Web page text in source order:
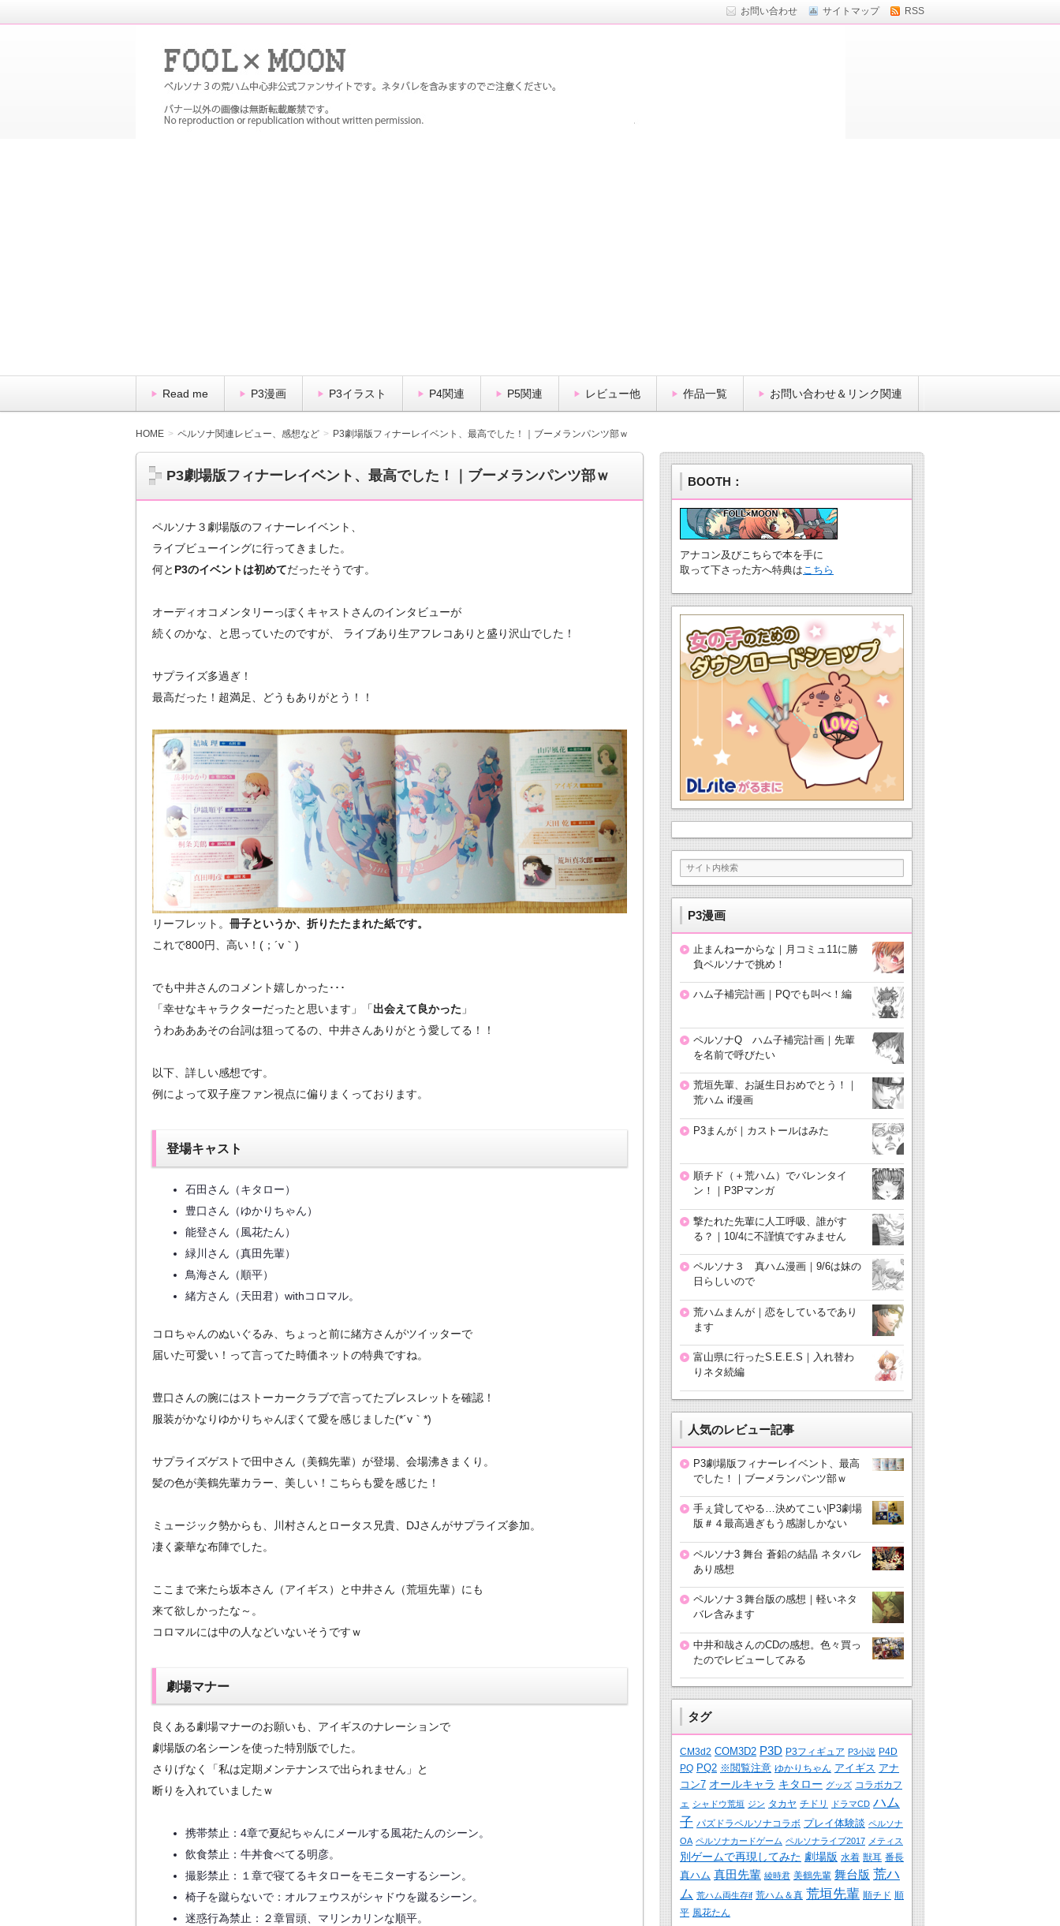
お問い合わせ サイトマップ RSS
FOOL×MOON｜ペルソナ3 荒ハム中心同人ファンサイト
Read me P3漫画 P3イラスト P4関連 P5関連 レビュー他 作品一覧 お問い合わせ＆リンク関連
HOME ペルソナ関連レビュー、感想など P3劇場版フィナーレイベント、最高でした！｜ブーメランパンツ部ｗ
P3劇場版フィナーレイベント、最高でした！｜ブーメランパンツ部ｗ
ペルソナ３劇場版のフィナーレイベント、
ライブビューイングに行ってきました。
何と P3のイベントは初めてだったそうです。
オーディオコメンタリーっぽくキャストさんのインタビューが
続くのかな、と思っていたのですが、 ライブあり生アフレコありと盛り沢山でした！
サプライズ多過ぎ！
最高だった！超満足、どうもありがとう！！
リーフレット。 冊子というか、折りたたまれた紙です。
これで800円、高い！(；´v｀)
でも中井さんのコメント嬉しかった･･･
「幸せなキャラクターだったと思います」「出会えて良かった 」
うわあああその台詞は狙ってるの、中井さんありがとう愛してる！！
以下、詳しい感想です。
例によって双子座ファン視点に偏りまくっております。
登場キャスト
石田さん（キタロー）
豊口さん（ゆかりちゃん）
能登さん（風花たん）
緑川さん（真田先輩）
鳥海さん（順平）
緒方さん（天田君）withコロマル。
コロちゃんのぬいぐるみ、ちょっと前に緒方さんがツイッターで
届いた可愛い！って言ってた時価ネットの特典ですね。
豊口さんの腕にはストーカークラブで言ってたブレスレットを確認！
服装がかなりゆかりちゃんぽくて愛を感じました(*´v｀*)
サプライズゲストで田中さん（美鶴先輩）が登場、会場沸きまくり。
髪の色が美鶴先輩カラー、美しい！こちらも愛を感じた！
ミュージック勢からも、川村さんとロータス兄貴、DJさんがサプライズ参加。
凄く豪華な布陣でした。
ここまで来たら坂本さん（アイギス）と中井さん（荒垣先輩）にも
来て欲しかったな～。
コロマルには中の人などいないそうですｗ
劇場マナー
良くある劇場マナーのお願いも、アイギスのナレーションで
劇場版の名シーンを使った特別版でした。
さりげなく「私は定期メンテナンスで出られません」と
断りを入れていましたｗ
携帯禁止：4章で夏紀ちゃんにメールする風花たんのシーン。
飲食禁止：牛丼食べてる明彦。
撮影禁止：１章で寝てるキタローをモニターするシーン。
椅子を蹴らないで：オルフェウスがシャドウを蹴るシーン。
迷惑行為禁止：２章冒頭、マリンカリンな順平。
BOOTH：
アナコン及びこちらで本を手に
取って下さった方へ特典は こちら
P3漫画
止まんねーからな｜月コミュ11に勝
負ペルソナで挑め！
ハム子補完計画｜PQでも叫べ！編
ペルソナQ ハム子補完計画｜先輩
を名前で呼びたい
荒垣先輩、お誕生日おめでとう！｜
荒ハム if漫画
P3まんが｜カストールはみた
順チド（＋荒ハム）でバレンタイ
ン！｜P3Pマンガ
撃たれた先輩に人工呼吸、誰がす
る？｜10/4に不謹慎ですみません
ペルソナ３ 真ハム漫画｜9/6は妹の
日らしいので
荒ハムまんが｜恋をしているであり
ます
富山県に行ったS.E.E.S｜入れ替わ
りネタ続編
人気のレビュー記事
P3劇場版フィナーレイベント、最高
でした！｜ブーメランパンツ部ｗ
手ぇ貸してやる…決めてこい|P3劇場
版＃４最高過ぎもう感謝しかない
ペルソナ3 舞台 蒼鉛の結晶 ネタバレ
あり感想
ペルソナ３舞台版の感想｜軽いネタ
バレ含みます
中井和哉さんのCDの感想。色々買っ
たのでレビューしてみる
タグ
CM3d2 COM3D2 P3D P3フィギュア P3小説 P4D
PQ PQ2 ※閲覧注意 ゆかりちゃん アイギス アナ
コン7 オールキャラ キタロー グッズ コラボカフ
ェ シャドウ荒垣 ジン タカヤ チドリ ドラマCD ハム
子 パズドラペルソナコラボ プレイ体験談 ペルソナ
OA ペルソナカードゲーム ペルソナライブ2017 メティス
別ゲームで再現してみた 劇場版 水着 獣耳 番長
真ハム 真田先輩 綾時君 美鶴先輩 舞台版 荒ハ
ム 荒ハム両生存if 荒ハム＆真 荒垣先輩 順チド 順
平 風花たん